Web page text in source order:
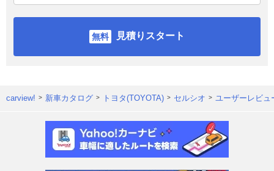
見積りスタート
carview! 新車カタログ トヨタ(TOYOTA) セルシオ ユーザーレビュ